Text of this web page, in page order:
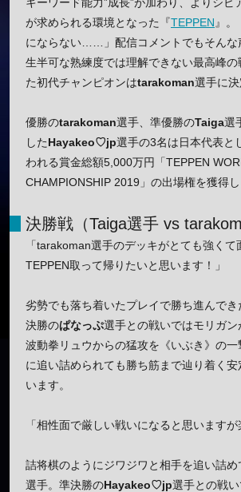
が求められる環境となった『TEPPEN 』
にならない……」配信コメントでもそんな
生半可な熟練度では理解できない最高峰の
た初代チャンピオンはtarakoman選手に決
優勝のtarakoman選手、準優勝のTaiga選
したHayakeo♡jp選手の3名は日本代表と
われる賞金総額5,000万円「TEPPEN
CHAMPIONSHIP 2019」の出場権を獲得し
決勝戦（Taiga選手 vs
「tarakoman選手のデッキがとても強くて
TEPPEN取って帰りたいと思います！」
劣勢でも落ち着いたプレイで勝ち進んでき
決勝のぱなっぷ選手との戦いではモリガ
波動拳リュウからの猛攻を《いぶき》の
に追い詰められても勝ち筋まで辿り着く安
います。
「相性面で厳しい戦いになると思いますが
詰将棋のようにジワジワと相手を追い詰め
選手。準決勝のHayakeo♡jp選手との戦